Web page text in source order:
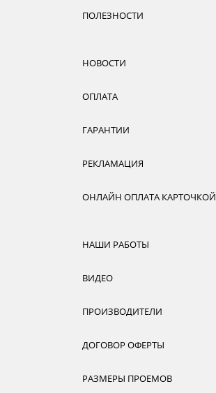
ПОЛЕЗНОСТИ
НОВОСТИ
ОПЛАТА
ГАРАНТИИ
РЕКЛАМАЦИЯ
ОНЛАЙН ОПЛАТА КАРТОЧКОЙ
НАШИ РАБОТЫ
ВИДЕО
ПРОИЗВОДИТЕЛИ
ДОГОВОР ОФЕРТЫ
РАЗМЕРЫ ПРОЕМОВ